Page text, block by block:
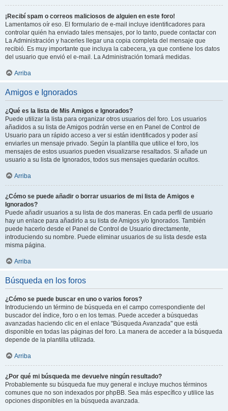
¡Recibí spam o correos maliciosos de alguien en este foro!
Lamentamos oír eso. El formulario de e-mail incluye identificadores para
controlar quién ha enviado tales mensajes, por lo tanto, puede contactar con
La Administración y hacerles llegar una copia completa del mensaje que
recibió. Es muy importante que incluya la cabecera, ya que contiene los datos
del usuario que envió el e-mail. La Administración tomará medidas.
Arriba
Amigos e Ignorados
¿Qué es la lista de Mis Amigos e Ignorados?
Puede utilizar la lista para organizar otros usuarios del foro. Los usuarios
añadidos a su lista de Amigos podrán verse en en Panel de Control de
Usuario para un rápido acceso a ver si están identificados y poder así
enviarles un mensaje privado. Según la plantilla que utilice el foro, los
mensajes de estos usuarios pueden visualizarse resaltados. Si añade un
usuario a su lista de Ignorados, todos sus mensajes quedarán ocultos.
Arriba
¿Cómo se puede añadir o borrar usuarios de mi lista de Amigos e
Ignorados?
Puede añadir usuarios a su lista de dos maneras. En cada perfil de usuario
hay un enlace para añadirlo a su lista de Amigos y/o Ignorados. También
puede hacerlo desde el Panel de Control de Usuario directamente,
introduciendo su nombre. Puede eliminar usuarios de su lista desde esta
misma página.
Arriba
Búsqueda en los foros
¿Cómo se puede buscar en uno o varios foros?
Introduciendo un término de búsqueda en el campo correspondiente del
buscador del índice, foro o en los temas. Puede acceder a búsquedas
avanzadas haciendo clic en el enlace "Búsqueda Avanzada" que está
disponible en todas las páginas del foro. La manera de acceder a la búsqueda
depende de la plantilla utilizada.
Arriba
¿Por qué mi búsqueda me devuelve ningún resultado?
Probablemente su búsqueda fue muy general e incluye muchos términos
comunes que no son indexados por phpBB. Sea más específico y utilice las
opciones disponibles en la búsqueda avanzada.